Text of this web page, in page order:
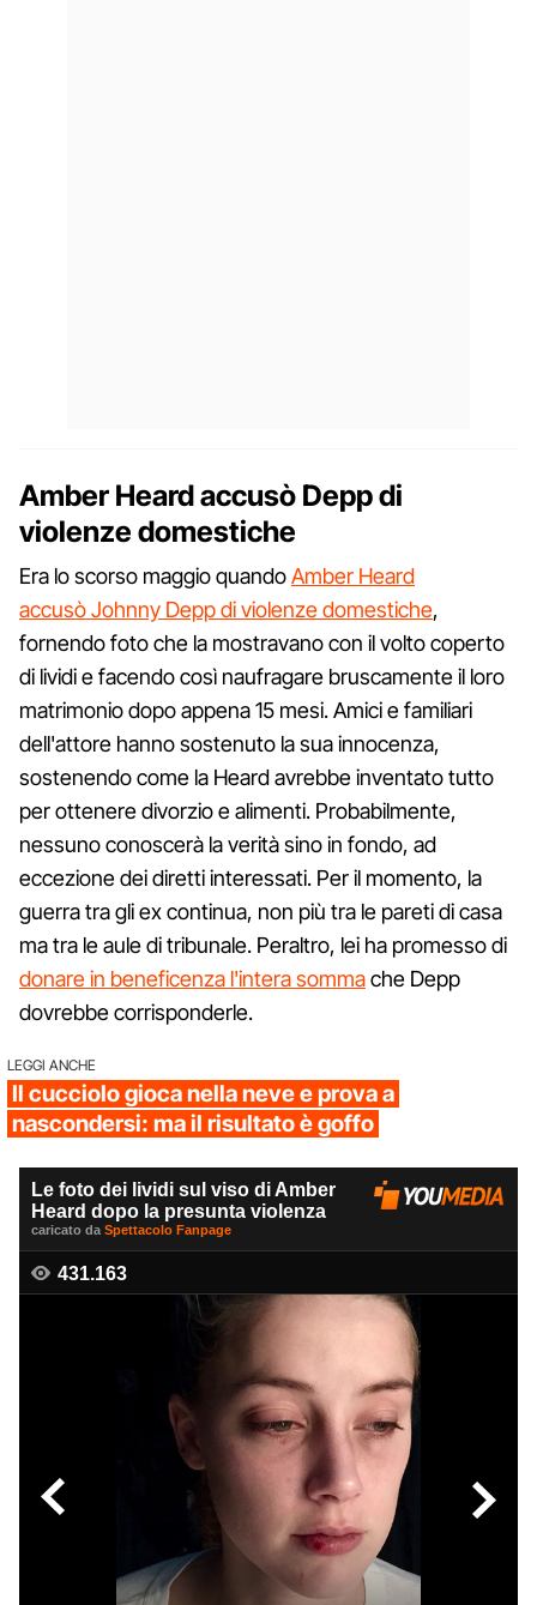
Amber Heard accusò Depp di
violenze domestiche
Era lo scorso maggio quandoAmber Heard
accusò Johnny Depp di violenze domestiche,
fornendo foto che la mostravano con il volto coperto
di lividi e facendo così naufragare bruscamente il loro
matrimonio dopo appena 15 mesi. Amici e familiari
dell'attore hanno sostenuto la sua innocenza,
sostenendo come la Heard avrebbe inventato tutto
per ottenere divorzio e alimenti. Probabilmente,
nessuno conoscerà la verità sino in fondo, ad
eccezione dei diretti interessati. Per il momento, la
guerra tra gli ex continua, non più tra le pareti di casa
ma tra le aule di tribunale. Peraltro, lei ha promesso di
donare in beneficenza l'intera sommache Depp
dovrebbe corrisponderle.
LEGGI ANCHE
Il cucciolo gioca nella neve e prova a
nascondersi: ma il risultato è goffo